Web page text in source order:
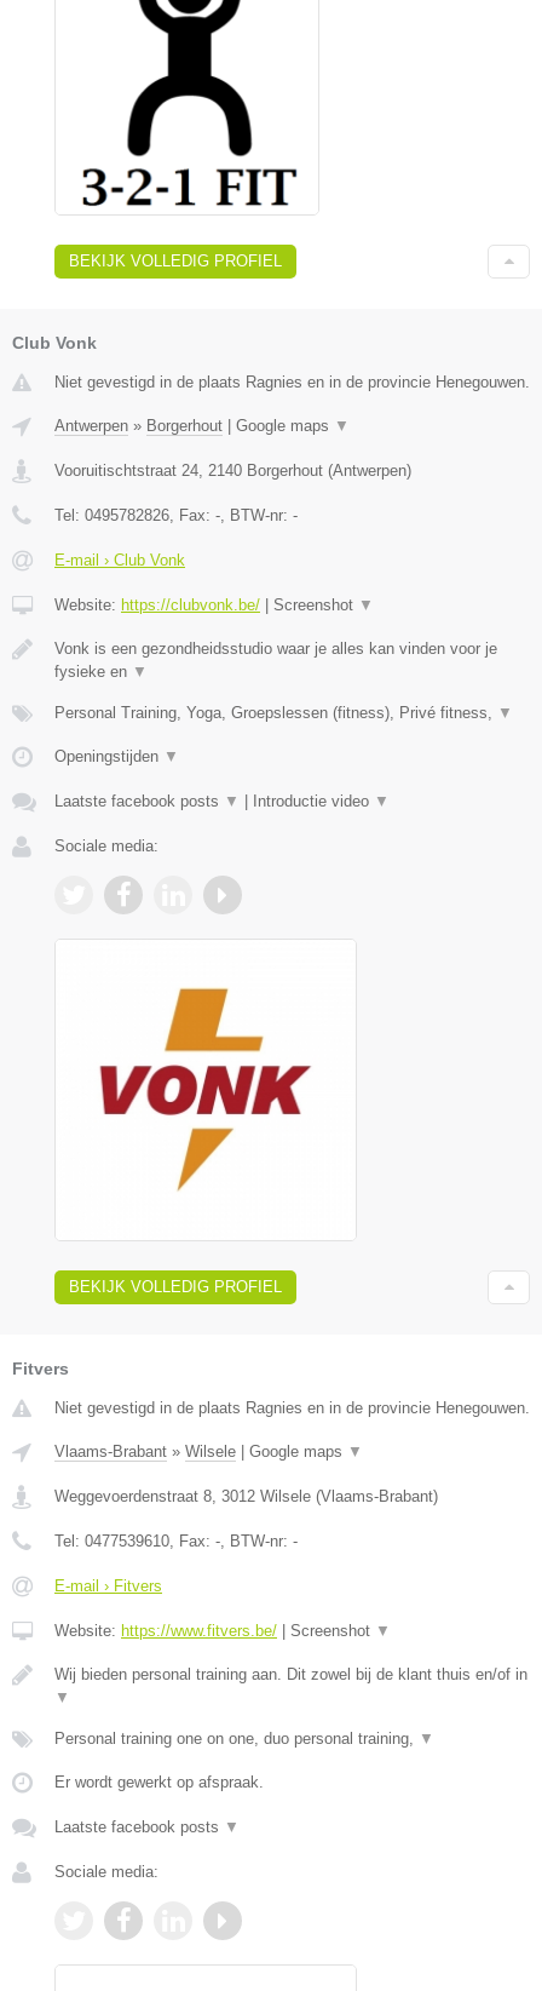
BEKIJK VOLLEDIG PROFIEL
Club Vonk
Niet gevestigd in de plaats Ragnies en in de provincie Henegouwen.
Antwerpen » Borgerhout | Google maps ▼
Vooruitischtstraat 24 2140 Borgerhout (Antwerpen)
Tel: 0495782826 , Fax: - , BTW-nr: -
E-mail › Club Vonk
Website: https://clubvonk.be/ | Screenshot ▼
Vonk is een gezondheidsstudio waar je alles kan vinden voor je
fysieke en ▼
Personal Training, Yoga, Groepslessen (fitness), Privé fitness, ▼
Openingstijden ▼
Laatste facebook posts ▼ | Introductie video ▼
Sociale media:
BEKIJK VOLLEDIG PROFIEL
Fitvers
Niet gevestigd in de plaats Ragnies en in de provincie Henegouwen.
Vlaams-Brabant » Wilsele | Google maps ▼
Weggevoerdenstraat 8 3012 Wilsele (Vlaams-Brabant)
Tel: 0477539610 , Fax: - , BTW-nr: -
E-mail › Fitvers
Website: https://www.fitvers.be/ | Screenshot ▼
Wij bieden personal training aan. Dit zowel bij de klant thuis en/of in
▼
Personal training one on one, duo personal training, ▼
Er wordt gewerkt op afspraak.
Laatste facebook posts ▼
Sociale media: